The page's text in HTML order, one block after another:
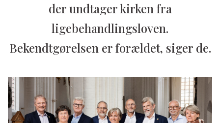
der undtager kirken fra
ligebehandlingsloven.
Bekendtgørelsen er forældet, siger de.